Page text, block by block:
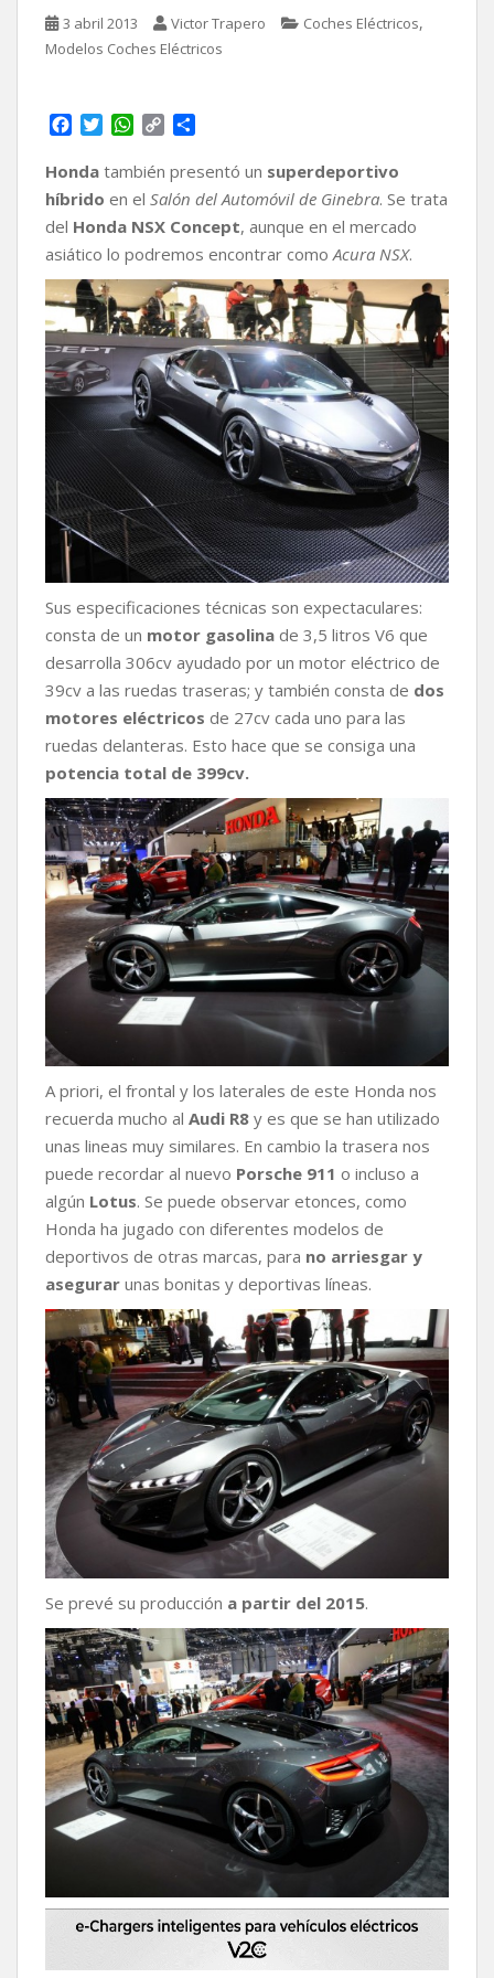
3 abril 2013 Victor Trapero Coches Eléctricos,
Modelos Coches Eléctricos
c
e
b
o
o
k
i
e
r
W
a
t
s
A
p
p
p
y
L
i
n
k
m
p
a
r
t
i
r
Honda también presentó un superdeportivo
híbrido en el Salón del Automóvil de Ginebra. Se trata
del Honda NSX Concept, aunque en el mercado
asiático lo podremos encontrar comoAcura NSX.
Sus especificaciones técnicas son expectaculares:
consta de un motor gasolina de 3,5 litros V6 que
desarrolla 306cv ayudado por un motor eléctrico de
39cv a las ruedas traseras; y también consta de dos
motores eléctricos de 27cv cada uno para las
ruedas delanteras. Esto hace que se consiga una
potencia total de 399cv.
A priori, el frontal y los laterales de este Honda nos
recuerda mucho al Audi R8 y es que se han utilizado
unas lineas muy similares. En cambio la trasera nos
puede recordar al nuevo Porsche 911 o incluso a
algún Lotus. Se puede observar etonces, como
Honda ha jugado con diferentes modelos de
deportivos de otras marcas, para no arriesgar y
asegurar unas bonitas y deportivas líneas.
Se prevé su producción a partir del 2015.